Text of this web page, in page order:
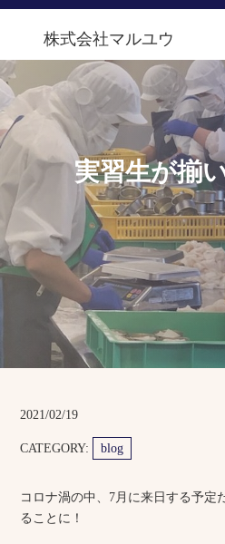
株式会社マルユウ
実習生が揃
2021/02/19
CATEGORY: blog
コロナ渦の中、7月に来日する予定
ることに！